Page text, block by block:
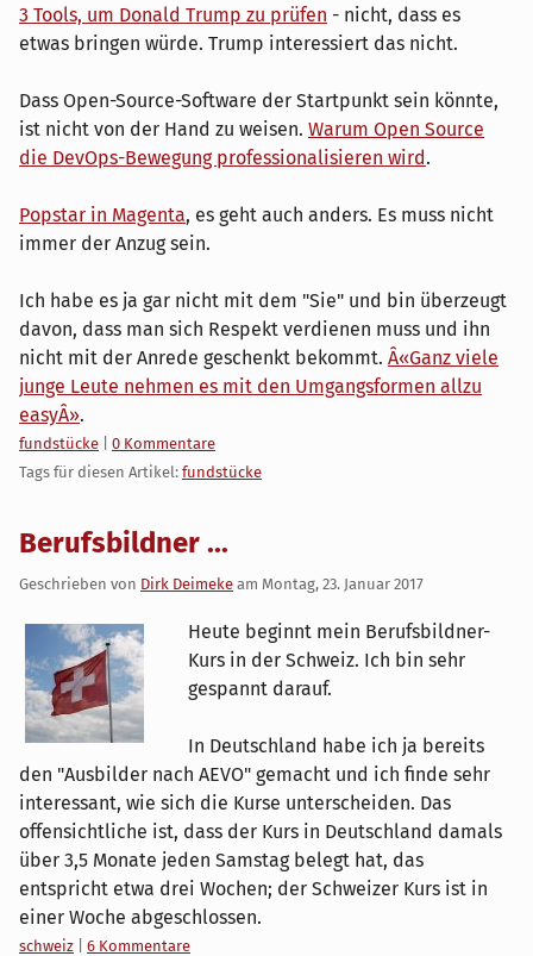
3 Tools, um Donald Trump zu prüfen - nicht, dass es
etwas bringen würde. Trump interessiert das nicht.
Dass Open-Source-Software der Startpunkt sein könnte,
ist nicht von der Hand zu weisen. Warum Open Source
die DevOps-Bewegung professionalisieren wird.
Popstar in Magenta, es geht auch anders. Es muss nicht
immer der Anzug sein.
Ich habe es ja gar nicht mit dem "Sie" und bin überzeugt
davon, dass man sich Respekt verdienen muss und ihn
nicht mit der Anrede geschenkt bekommt. Â«Ganz viele
junge Leute nehmen es mit den Umgangsformen allzu
easyÂ».
Kategorien:
fundstücke
0 Kommentare
Tags für diesen Artikel: fundstücke
Berufsbildner ...
Geschrieben von Dirk Deimeke am Montag, 23. Januar 2017
Heute beginnt mein Berufsbildner-
Kurs in der Schweiz. Ich bin sehr
gespannt darauf.
In Deutschland habe ich ja bereits
den "Ausbilder nach AEVO" gemacht und ich finde sehr
interessant, wie sich die Kurse unterscheiden. Das
offensichtliche ist, dass der Kurs in Deutschland damals
über 3,5 Monate jeden Samstag belegt hat, das
entspricht etwa drei Wochen; der Schweizer Kurs ist in
einer Woche abgeschlossen.
Kategorien:
schweiz
6 Kommentare